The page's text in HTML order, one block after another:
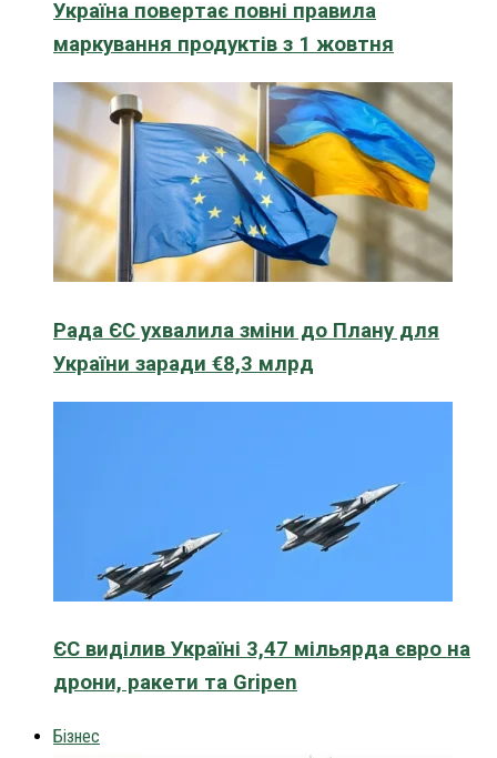
Україна повертає повні правила
маркування продуктів з 1 жовтня
Рада ЄС ухвалила зміни до Плану для
України заради €8,3 млрд
ЄС виділив Україні 3,47 мільярда євро на
дрони, ракети та Gripen
Бізнес